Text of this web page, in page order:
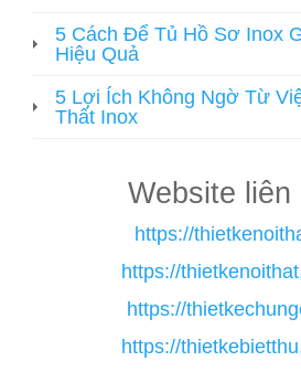
5 Cách Để Tủ Hồ Sơ Inox
Hiệu Quả
5 Lợi Ích Không Ngờ Từ
Thất Inox
Website liên
https://
https://
https://
https://